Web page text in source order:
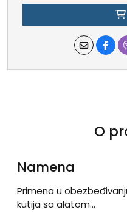
O
Namena
Primena u
kutija sa alatom...